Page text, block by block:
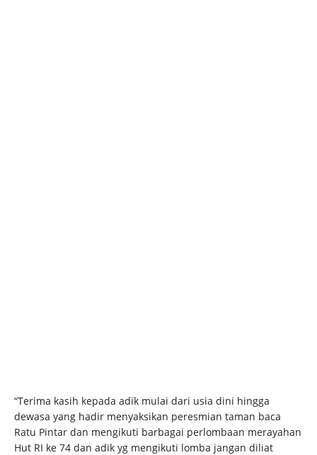
“Terima kasih kepada adik mulai dari usia dini hingga
dewasa yang hadir menyaksikan peresmian taman baca
Ratu Pintar dan mengikuti barbagai perlombaan merayahan
Hut RI ke 74 dan adik yg mengikuti lomba jangan diliat